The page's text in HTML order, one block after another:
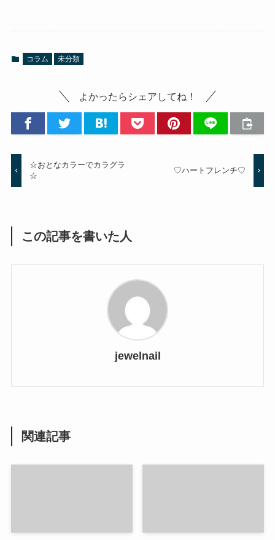
コラム 未分類
よかったらシェアしてね！
☆おとなカラーでカラグラ
☆
♡ハートフレンチ♡
この記事を書いた人
jewelnail
関連記事